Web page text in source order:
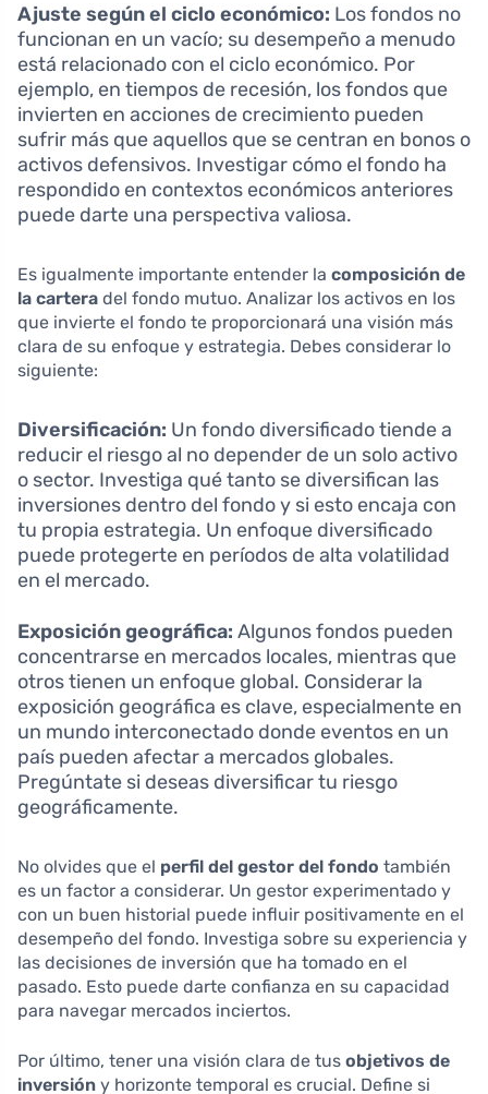
Ajuste según el ciclo económico: Los fondos no
funcionan en un vacío; su desempeño a menudo
está relacionado con el ciclo económico. Por
ejemplo, en tiempos de recesión, los fondos que
invierten en acciones de crecimiento pueden
sufrir más que aquellos que se centran en bonos o
activos defensivos. Investigar cómo el fondo ha
respondido en contextos económicos anteriores
puede darte una perspectiva valiosa.
Es igualmente importante entender la composición de
la cartera del fondo mutuo. Analizar los activos en los
que invierte el fondo te proporcionará una visión más
clara de su enfoque y estrategia. Debes considerar lo
siguiente:
Diversificación: Un fondo diversificado tiende a
reducir el riesgo al no depender de un solo activo
o sector. Investiga qué tanto se diversifican las
inversiones dentro del fondo y si esto encaja con
tu propia estrategia. Un enfoque diversificado
puede protegerte en períodos de alta volatilidad
en el mercado.
Exposición geográfica: Algunos fondos pueden
concentrarse en mercados locales, mientras que
otros tienen un enfoque global. Considerar la
exposición geográfica es clave, especialmente en
un mundo interconectado donde eventos en un
país pueden afectar a mercados globales.
Pregúntate si deseas diversificar tu riesgo
geográficamente.
No olvides que el perfil del gestor del fondo también
es un factor a considerar. Un gestor experimentado y
con un buen historial puede influir positivamente en el
desempeño del fondo. Investiga sobre su experiencia y
las decisiones de inversión que ha tomado en el
pasado. Esto puede darte confianza en su capacidad
para navegar mercados inciertos.
Por último, tener una visión clara de tus objetivos de
inversión y horizonte temporal es crucial. Define si